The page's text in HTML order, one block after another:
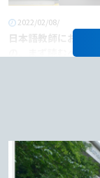
2022/02/08/
日本語教師におすすめ
の、まず読むべき本6